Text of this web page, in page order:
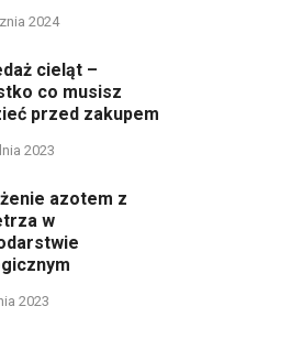
2024
cieląt –
co musisz
przed zakupem
2023
azotem z
w
2023